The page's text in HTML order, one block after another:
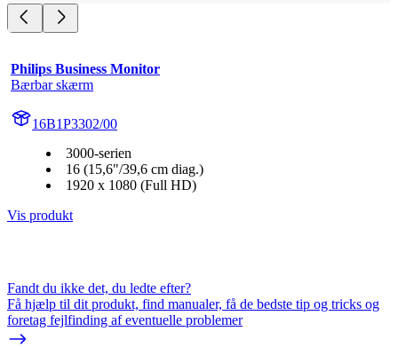
Philips Business Monitor
Bærbar skærm
16B1P3302/00
3000-serien
16 (15,6"/39,6 cm diag.)
1920 x 1080 (Full HD)
Vis produkt
Fandt du ikke det, du ledte efter?
Få hjælp til dit produkt, find manualer, få de bedste tip og tricks og
foretag fejlfinding af eventuelle problemer